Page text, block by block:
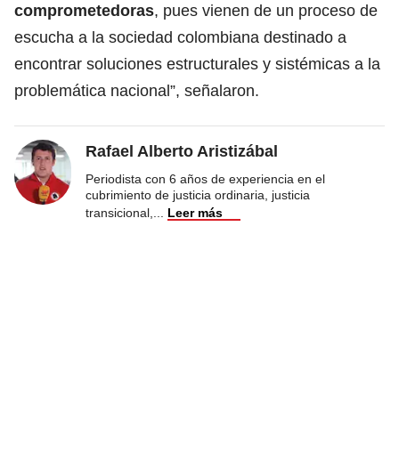
comprometedoras, pues vienen de un proceso de
escucha a la sociedad colombiana destinado a
encontrar soluciones estructurales y sistémicas a la
problemática nacional”, señalaron.
Rafael Alberto Aristizábal
Periodista con 6 años de experiencia en el
cubrimiento de justicia ordinaria, justicia
transicional,
Leer más